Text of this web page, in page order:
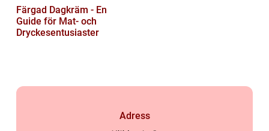
Färgad Dagkräm - En
Guide för Mat- och
Dryckesentusiaster
Adress